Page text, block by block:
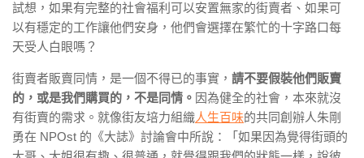
試想，如果有完整的社會福利可以安置無家的街賣者、如果可
以有穩定的工作讓他們安身，他們會選擇在繁忙的十字路口每
天受人白眼嗎？
街賣者販賣同情，是一個不得已的事實， 請不要假裝他們販賣
的，或是我們購買的，不是同情。 因為健全的社會，本來就沒
有街賣的需求。就像街友培力組織人生百味的共同創辦人朱剛
勇在 NPOst 的《大誌》討論會中所說：「如果因為覺得街頭的